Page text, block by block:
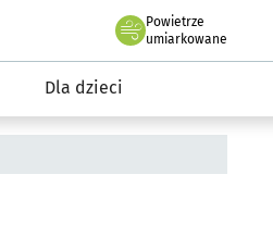
Powietrze
we Wrocławiu
umiarkowane
Dla dzieci